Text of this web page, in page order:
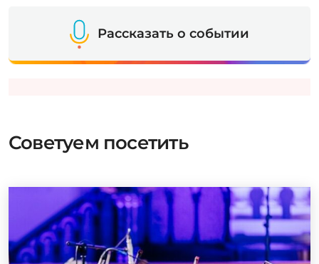
Рассказать о событии
Советуем посетить